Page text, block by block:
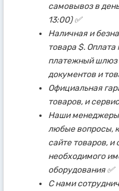
самовывоз в
13:00) ✅
Наличная и
товара $. Оплата
платежный шлюз
документов и
Официальная
товаров, и
Наши менеджеры
любые вопросы,
сайте товаров, и
необходимого
оборудования ✅
С нами